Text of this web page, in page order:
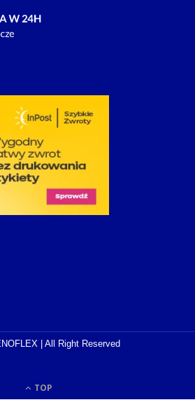
| All Right Reserved
TOP